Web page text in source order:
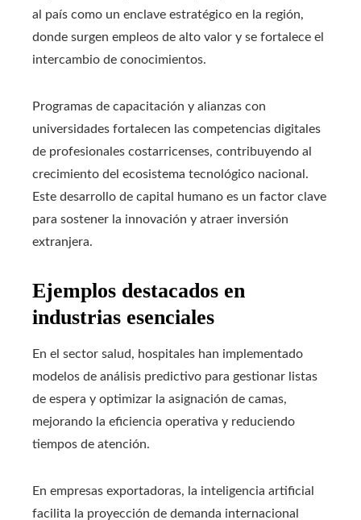
al país como un enclave estratégico en la región,
donde surgen empleos de alto valor y se fortalece el
intercambio de conocimientos.
Programas de capacitación y alianzas con
universidades fortalecen las competencias digitales
de profesionales costarricenses, contribuyendo al
crecimiento del ecosistema tecnológico nacional.
Este desarrollo de capital humano es un factor clave
para sostener la innovación y atraer inversión
extranjera.
Ejemplos destacados en
industrias esenciales
En el sector salud, hospitales han implementado
modelos de análisis predictivo para gestionar listas
de espera y optimizar la asignación de camas,
mejorando la eficiencia operativa y reduciendo
tiempos de atención.
En empresas exportadoras, la inteligencia artificial
facilita la proyección de demanda internacional